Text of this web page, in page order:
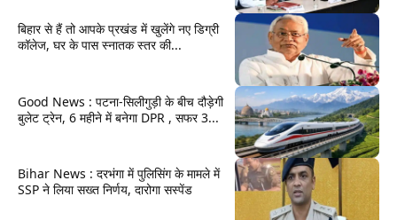
बिहार से हैं तो आपके प्रखंड में खुलेंगे नए डिग्री
कॉलेज, घर के पास स्नातक स्तर की...
Good News : पटना-सिलीगुड़ी के बीच दौड़ेगी
बुलेट ट्रेन, 6 महीने में बनेगा DPR , सफर 3...
Bihar News : दरभंगा में पुलिसिंग के मामले में
SSP ने लिया सख्त निर्णय, दारोगा सस्पेंड